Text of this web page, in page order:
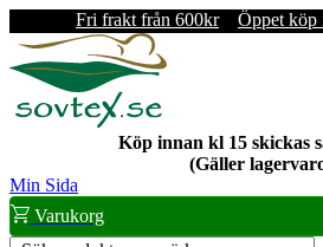
Fri frakt från 600kr Öppet köp
Köp innan kl 15 skickas
(Gäller
Min Sida
Varukorg